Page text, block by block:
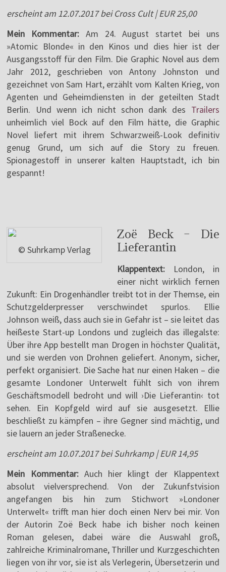
erscheint am 12.07.2017 bei Cross Cult | EUR 25,00
Mein Kommentar: Am 24. August startet bei uns
»Atomic Blonde« in den Kinos und dies hier ist der
Ausgangsstoff für den Film. Die Graphic Novel aus dem
Jahr 2012, geschrieben von Antony Johnston und
gezeichnet von Sam Hart, erzählt vom Kalten Krieg, von
Agenten und Geheimdiensten in der geteilten Stadt
Berlin. Und wenn ich nicht schon dank des Trailers
unheimlich viel Bock auf den Film hätte, die Graphic
Novel liefert mit ihrem Schwarzweiß-Look definitiv
genug Grund, um sich auf die Story zu freuen.
Spionagestoff in unserer kalten Hauptstadt, ich bin
gespannt!
© Suhrkamp Verlag
Zoë Beck – Die
Lieferantin
Klappentext: London, in
einer nicht wirklich fernen
Zukunft: Ein Drogenhändler treibt tot in der Themse, ein
Schutzgelderpresser verschwindet spurlos. Ellie
Johnson weiß, dass auch sie in Gefahr ist – sie leitet das
heißeste Start-up Londons und zugleich das illegalste:
Über ihre App bestellt man Drogen in höchster Qualität,
und sie werden von Drohnen geliefert. Anonym, sicher,
perfekt organisiert. Die Sache hat nur einen Haken – die
gesamte Londoner Unterwelt fühlt sich von ihrem
Geschäftsmodell bedroht und will ›Die Lieferantin‹ tot
sehen. Ein Kopfgeld wird auf sie ausgesetzt. Ellie
beschließt zu kämpfen – ihre Gegner sind mächtig, und
sie lauern an jeder Straßenecke.
erscheint am 10.07.2017 bei Suhrkamp | EUR 14,95
Mein Kommentar:Auch hier klingt der Klappentext
absolut vielversprechend. Von der Zukunfstvision
angefangen bis hin zum Stichwort »Londoner
Unterwelt« trifft man hier doch einen Nerv bei mir. Von
der Autorin Zoë Beck habe ich bisher noch keinen
Roman gelesen, dabei wäre die Auswahl groß,
zahlreiche Kriminalromane, Thriller und Kurzgeschichten
liegen von ihr vor, sie ist als Verlegerin, Übersetzerin und